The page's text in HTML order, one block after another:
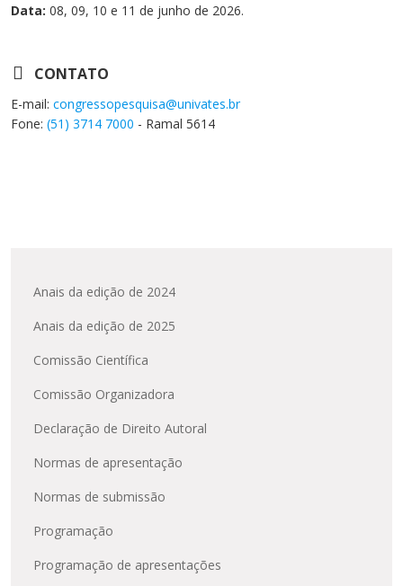
Data: 08, 09, 10 e 11 de junho de 2026.
CONTATO
E-mail: congressopesquisa@univates.br
Fone: (51) 3714 7000 - Ramal 5614
Anais da edição de 2024
Anais da edição de 2025
Comissão Científica
Comissão Organizadora
Declaração de Direito Autoral
Normas de apresentação
Normas de submissão
Programação
Programação de apresentações